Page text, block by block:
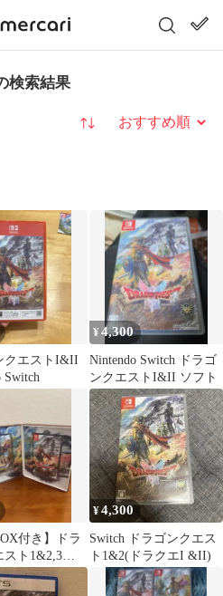
検索結果
並び替え
クエストI&II
Switch
¥4,300
Nintendo Switch ドラゴ
ンクエストI&II ソフト
付き】ドラ
スト1&2,3
ット販売
¥4,300
Switch ドラゴンクエス
ト1&2(ドラクエI &II)